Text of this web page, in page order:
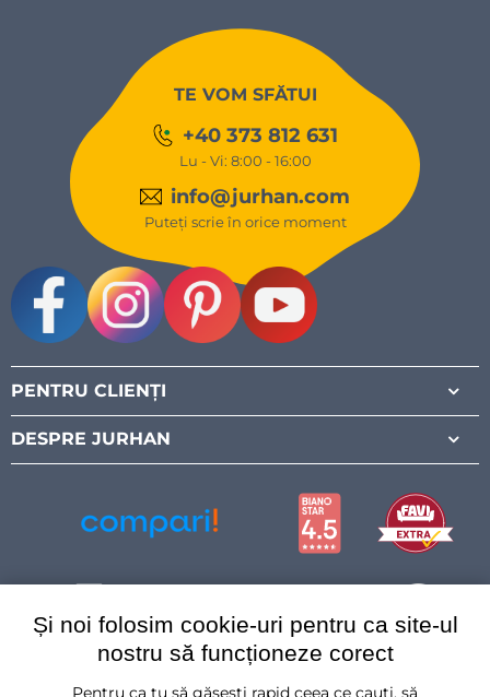
TE VOM SFĂTUI
+40 373 812 631
Lu - Vi: 8:00 - 16:00
info@jurhan.com
Puteți scrie în orice moment
PENTRU CLIENȚI
DESPRE JURHAN
Și noi folosim cookie-uri pentru ca site-ul
nostru să funcționeze corect
Pentru ca tu să găsești rapid ceea ce cauți, să